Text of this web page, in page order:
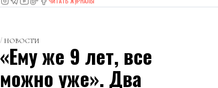
НОВОСТИ
«Ему же 9 лет, все
можно уже». Два